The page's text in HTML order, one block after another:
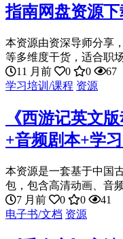
指南网盘资源下
本资源由资深导师分享
等多维度干货，适合职
11 月前
0 0
67
学习培训/课程 资源
《西游记英文
+音频剧本+学
本资源是一套基于中国
包，包含高清动画、音
7 月前
0 0
41
电子书/文档 资源